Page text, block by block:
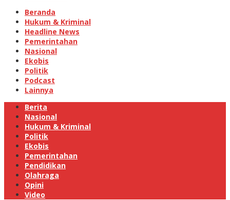
Beranda
Hukum & Kriminal
Headline News
Pemerintahan
Nasional
Ekobis
Politik
Podcast
Lainnya
Berita
Nasional
Hukum & Kriminal
Politik
Ekobis
Pemerintahan
Pendidikan
Olahraga
Opini
Video